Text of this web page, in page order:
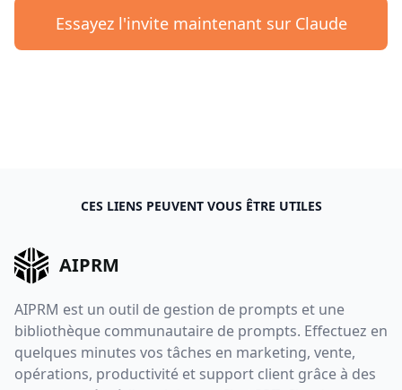
Essayez l'invite maintenant sur Claude
CES LIENS PEUVENT VOUS ÊTRE UTILES
AIPRM
AIPRM est un outil de gestion de prompts et une
bibliothèque communautaire de prompts. Effectuez en
quelques minutes vos tâches en marketing, vente,
opérations, productivité et support client grâce à des